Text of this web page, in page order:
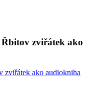
Řbitov zviřátek ako